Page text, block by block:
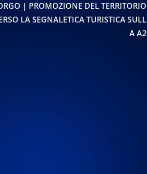
| PROMOZIONE DEL TERRITORIO
LA SEGNALETICA TURISTICA SULL
A A2